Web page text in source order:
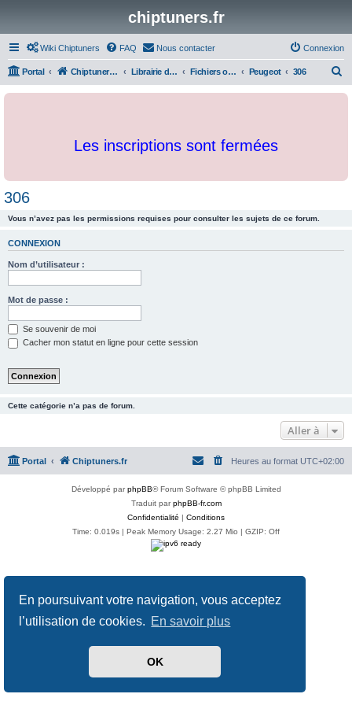
En poursuivant votre navigation, vous acceptez
l’utilisation de cookies. En savoir plus
OK
chiptuners.fr
Wiki Chiptuners FAQ Nous contacter Connexion
Portal Chiptuners.fr Librairie de documents et originaux Fichiers originaux Peugeot 306
c
Les inscriptions sont fermées
306
Vous n’avez pas les permissions requises pour consulter les sujets de ce forum.
CONNEXION
Nom d’utilisateur :
Mot de passe :
Se souvenir de moi
Cacher mon statut en ligne pour cette session
Cette catégorie n’a pas de forum.
Aller à
Portal Chiptuners.fr Heures au format UTC+02:00
Développé parphpBB® Forum Software © phpBB Limited
Traduit parphpBB-fr.com
Confidentialité | Conditions
Time: 0.019s | Peak Memory Usage: 2.27 Mio | GZIP: Off